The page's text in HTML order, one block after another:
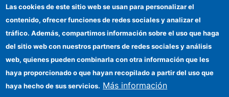
IEGD
Sede electrónica CSIC
Organismos financiadores
Información para proveedores
Las cookies de este sitio web se usan para personalizar el
contenido, ofrecer funciones de redes sociales y analizar el
tráfico. Además, compartimos información sobre el uso que haga
del sitio web con nuestros partners de redes sociales y análisis
web, quienes pueden combinarla con otra información que les
haya proporcionado o que hayan recopilado a partir del uso que
haya hecho de sus servicios. Más información